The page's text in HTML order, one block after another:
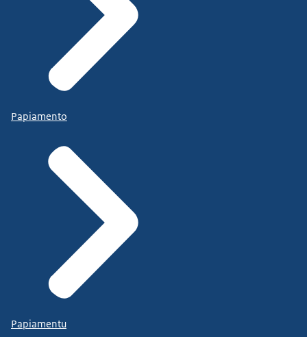
Papiamento
Papiamentu